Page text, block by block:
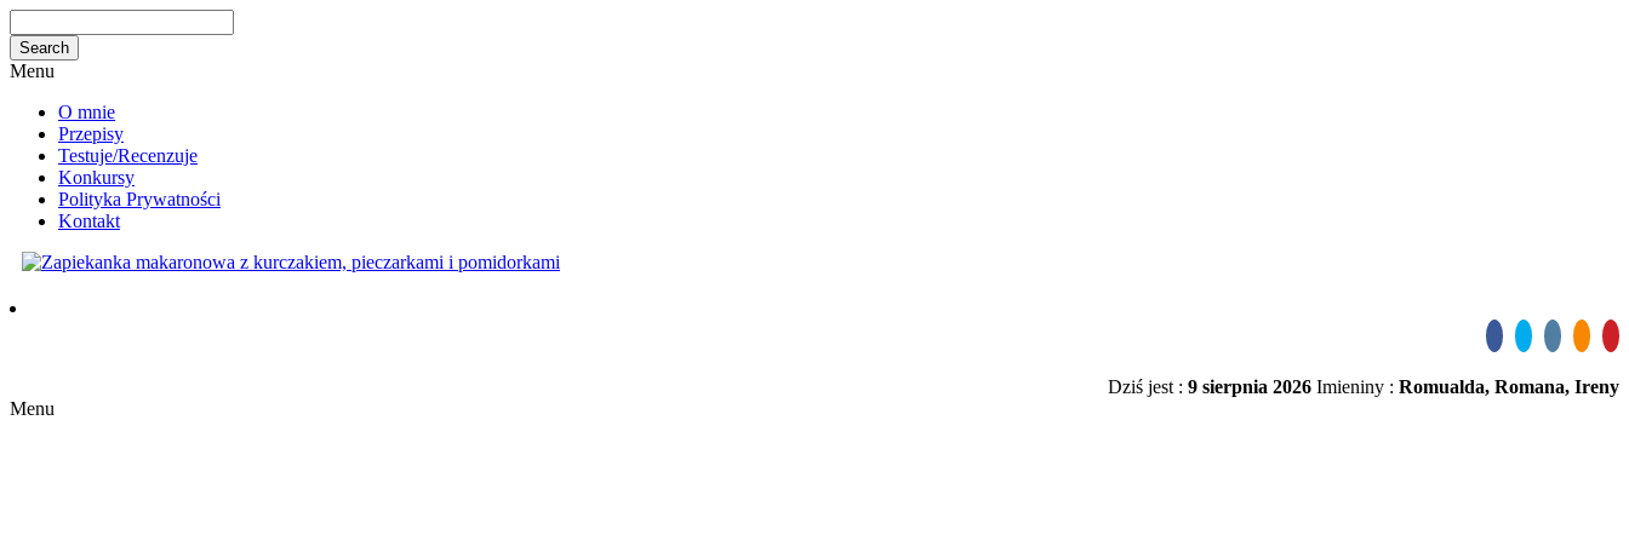
Menu
O mnie
Przepisy
Testuje/Recenzuje
Konkursy
Polityka Prywatności
Kontakt
Dziś jest : 9 sierpnia 2026 Imieniny : Romualda, Romana, Ireny
Menu